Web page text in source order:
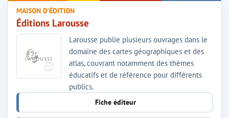
MAISON D'ÉDITION
Éditions Larousse
Larousse publie plusieurs ouvrages dans le
domaine des cartes géographiques et des
atlas, couvrant notamment des thèmes
éducatifs et de référence pour différents
publics.
Fiche éditeur